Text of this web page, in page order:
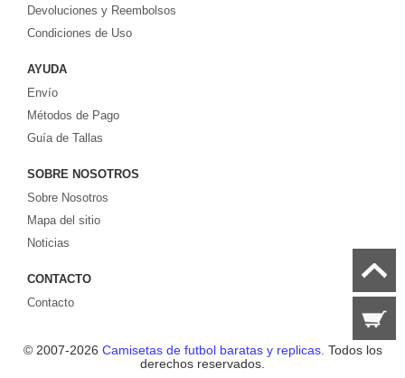
Compre nuestra gran selección de
equipaciones, camisetas y un portero a partir de €17.6. Diseños de fútbol
Devoluciones y Reembolsos
Condiciones de Uso
AYUDA
Envío
Métodos de Pago
Guía de Tallas
SOBRE NOSOTROS
Sobre Nosotros
Mapa del sitio
Noticias
CONTACTO
Contacto
© 2007-2026 Camisetas de futbol baratas y replicas. Todos los
derechos reservados.